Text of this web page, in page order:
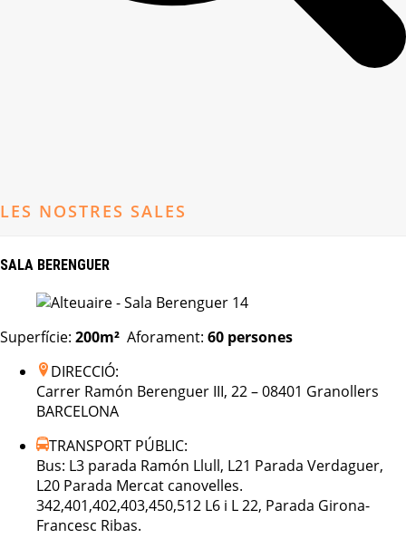
LES NOSTRES SALES
SALA BERENGUER
Superfície: 200m² Aforament: 60 persones
DIRECCIÓ:
Carrer Ramón Berenguer III, 22 – 08401 Granollers
BARCELONA
TRANSPORT PÚBLIC:
Bus: L3 parada Ramón Llull, L21 Parada Verdaguer,
L20 Parada Mercat canovelles.
342,401,402,403,450,512 L6 i L 22, Parada Girona-
Francesc Ribas.